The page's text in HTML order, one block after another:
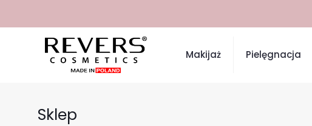
Makijaż Pielęgnacja
Sklep